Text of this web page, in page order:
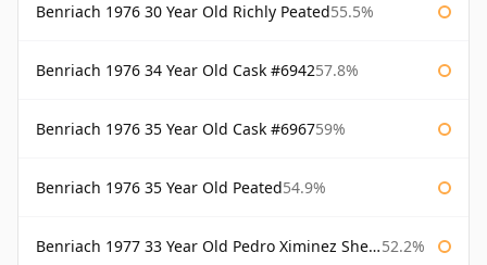
Benriach 1976 30 Year Old Richly Peated55.5%
Benriach 1976 34 Year Old Cask #694257.8%
Benriach 1976 35 Year Old Cask #696759%
Benriach 1976 35 Year Old Peated54.9%
Benriach 1977 33 Year Old Pedro Ximinez Sherry Finish 52.2%